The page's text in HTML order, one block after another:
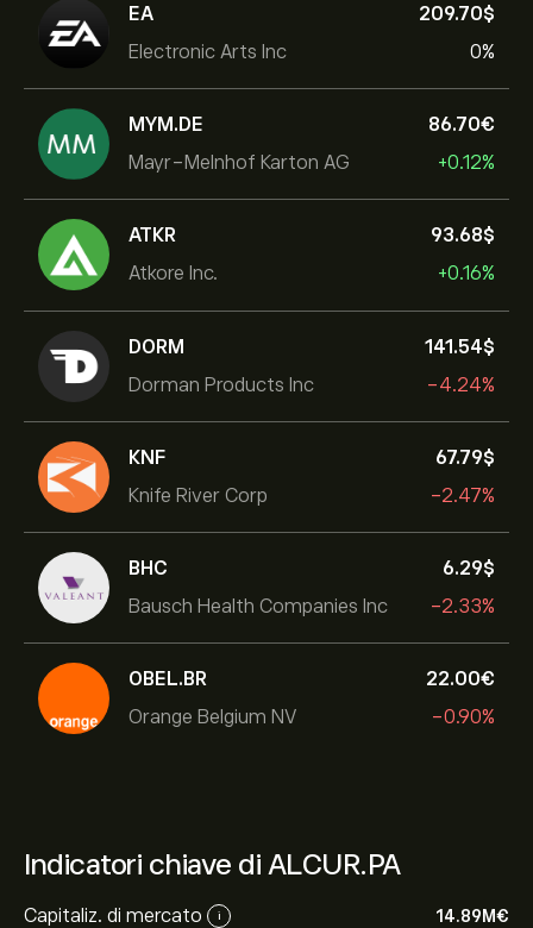
EA
Electronic Arts Inc
209.70‎$‎
0%
MYM.DE
Mayr-Melnhof Karton AG
86.70‎€‎
+0.12%
ATKR
Atkore Inc.
93.68‎$‎
+0.16%
DORM
Dorman Products Inc
141.54‎$‎
-4.24%
KNF
Knife River Corp
67.79‎$‎
-2.47%
BHC
Bausch Health Companies Inc
6.29‎$‎
-2.33%
OBEL.BR
Orange Belgium NV
22.00‎€‎
-0.90%
Indicatori chiave di ALCUR.PA
Capitaliz. di mercato i 14.89M‎€‎